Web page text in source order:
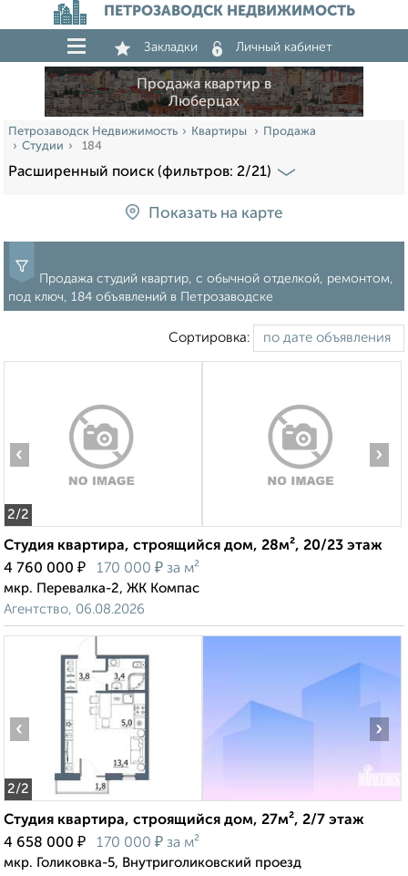
ПЕТРОЗАВОДСК НЕДВИЖИМОСТЬ
Закладки Личный кабинет
Продажа квартир в
Люберцах
Петрозаводск Недвижимость Квартиры
Продажа
Студии
184
Расширенный поиск (фильтров: 2/21)
Показать на карте
Продажа студий квартир, с обычной отделкой, ремонтом,
под ключ, 184 объявлений в Петрозаводске
Сортировка:
2/2
‹ ›
Студия квартира, строящийся дом, 28м², 20/23 этаж
4 760 000 ₽ 170 000 ₽ за м²
мкр. Перевалка-2, ЖК Компас
Агентство, 06.08.2026
2/2
‹ ›
Студия квартира, строящийся дом, 27м², 2/7 этаж
4 658 000 ₽ 170 000 ₽ за м²
мкр. Голиковка-5, Внутриголиковский проезд